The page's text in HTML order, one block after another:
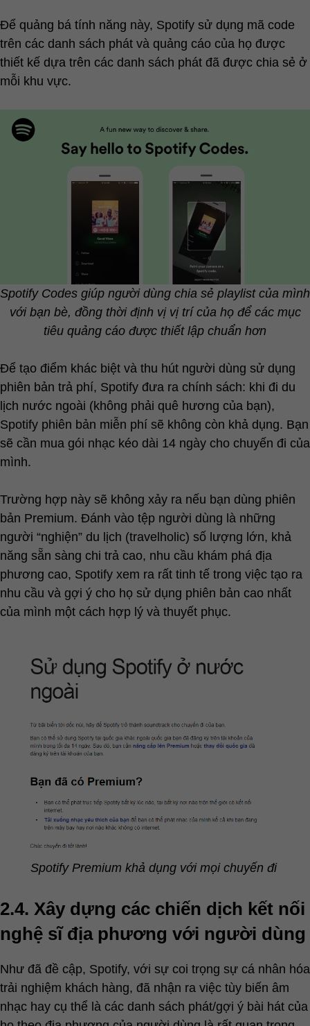
Để quảng bá tính năng này, Spotify sử dụng mã code
trên các danh sách phát và quảng cáo của họ được
thiết kế dựa trên các danh sách phát đã được chia sẻ ở
mỗi khu vực.
Spotify Codes giúp người dùng chia sẻ playlist của mình
với bạn bè, đồng thời định vị vị trí của họ để các mục
tiêu quảng cáo được thiết lập chuẩn hơn
Để tạo điểm khác biệt và thu hút người dùng sử dụng
phiên bản trả phí, Spotify đưa ra chính sách: khi đi du
lịch nước ngoài (không phải quê hương của bạn),
Spotify phiên bản miễn phí sẽ không còn khả dụng. Bạn
sẽ cần mua gói nhạc kéo dài 14 ngày cho chuyến đi của
mình.
Trường hợp này sẽ không xảy ra nếu bạn dùng phiên
bản Premium. Đánh vào tệp người dùng là những
người “nghiện” du lịch (travelholic) số lượng lớn, khả
năng sẵn sàng chi trả cao, nhu cầu khám phá địa
phương cao, Spotify xem ra rất tinh tế trong việc tạo ra
nhu cầu và gợi ý cho họ sử dụng phiên bản cao nhất
của mình một cách hợp lý và thuyết phục.
Spotify Premium khả dụng với mọi chuyến đi
2.4. Xây dựng các chiến dịch kết nối
nghệ sĩ địa phương với người dùng
Như đã đề cập, Spotify, với sự coi trọng sự cá nhân hóa
trải nghiệm khách hàng, đã nhận ra việc tùy biến âm
nhạc hay cụ thể là các danh sách phát/gợi ý bài hát của